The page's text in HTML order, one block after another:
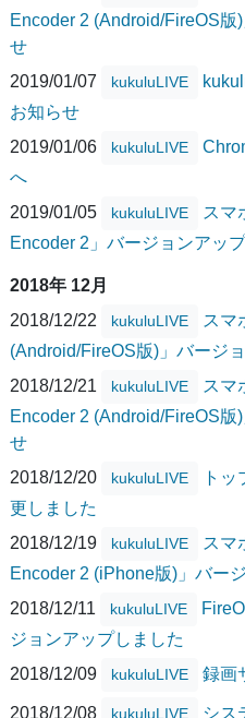
Encoder 2 (Android/FireOS
せ
2019/01/07
kukuluLIVE
お知らせ
2019/01/06
kukuluLIVE
へ
2019/01/05
kukuluLIVE
スマ
Encoder 2」バージョンアッ
2018年 12月
2018/12/22
kukuluLIVE
スマ
(Android/FireOS版)」バージ
2018/12/21
kukuluLIVE
スマ
Encoder 2 (Android/FireOS
せ
2018/12/20
kukuluLIVE
ト
更しました
2018/12/19
kukuluLIVE
スマ
Encoder 2 (iPhone版)」バー
2018/12/11
kukuluLIVE
ジョンアップしました
2018/12/09
kukuluLIVE 録画
2018/12/08 kukuluLIVE シス